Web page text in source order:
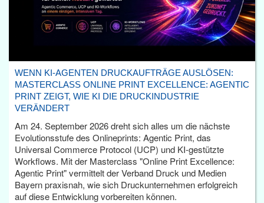
WENN KI-AGENTEN DRUCKAUFTRÄGE AUSLÖSEN:
MASTERCLASS ONLINE PRINT EXCELLENCE: AGENTIC
PRINT ZEIGT, WIE KI DIE DRUCKINDUSTRIE
VERÄNDERT
Am 24. September 2026 dreht sich alles um die nächste
Evolutionsstufe des Onlineprints: Agentic Print, das
Universal Commerce Protocol (UCP) und KI-gestützte
Workflows. Mit der Masterclass "Online Print Excellence:
Agentic Print" vermittelt der Verband Druck und Medien
Bayern praxisnah, wie sich Druckunternehmen erfolgreich
auf diese Entwicklung vorbereiten können.